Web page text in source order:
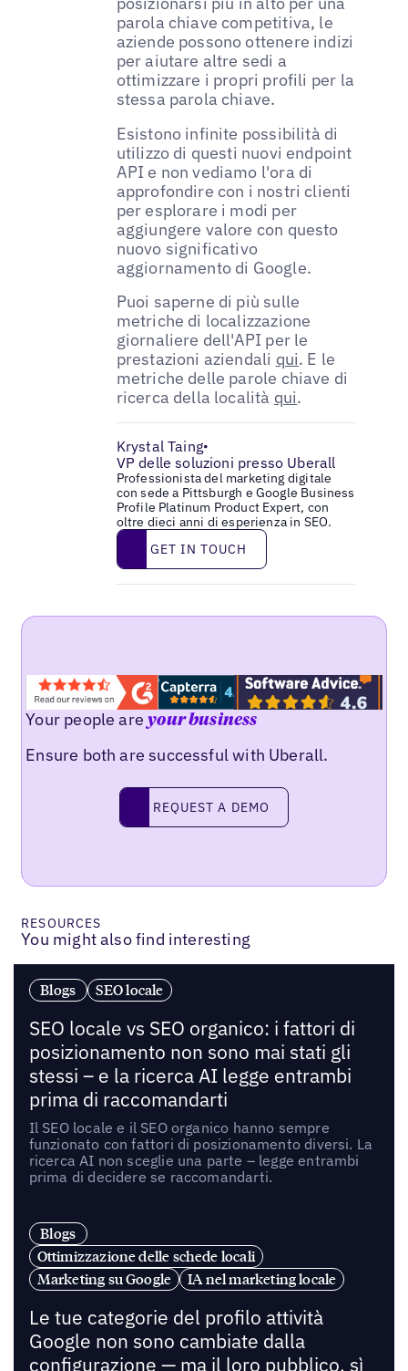
parola chiave competitiva, le
aziende possono ottenere indizi
per aiutare altre sedi a
ottimizzare i propri profili per la
stessa parola chiave.
Esistono infinite possibilità di
utilizzo di questi nuovi endpoint
API e non vediamo l'ora di
approfondire con i nostri clienti
per esplorare i modi per
aggiungere valore con questo
nuovo significativo
aggiornamento di Google.
Puoi saperne di più sulle
metriche di localizzazione
giornaliere dell'API per le
prestazioni aziendali qui. E le
metriche delle parole chiave di
ricerca della località qui.
Krystal Taing•
VP delle soluzioni presso Uberall
Professionista del marketing digitale
con sede a Pittsburgh e Google Business
Profile Platinum Product Expert, con
oltre dieci anni di esperienza in SEO.
Get in touch
GET IN TOUCH
Your people areyour business
Ensure both are successful with Uberall.
Request a demo
REQUEST A DEMO
RESOURCES
You might also find interesting
Blogs SEO locale
SEO locale vs SEO organico: i fattori di
posizionamento non sono mai stati gli
stessi – e la ricerca AI legge entrambi
prima di raccomandarti
Il SEO locale e il SEO organico hanno sempre
funzionato con fattori di posizionamento diversi. La
ricerca AI non sceglie una parte – legge entrambi
prima di decidere se raccomandarti.
Blogs
Ottimizzazione delle schede locali
Marketing su Google
IA nel marketing locale
Le tue categorie del profilo attività
Google non sono cambiate dalla
configurazione — ma il loro pubblico, sì